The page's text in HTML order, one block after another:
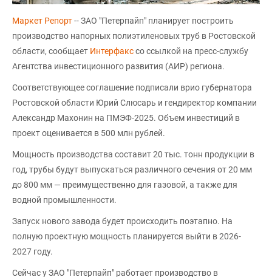
Маркет Репорт-- ЗАО "Петерпайп" планирует построить
производство напорных полиэтиленовых труб в Ростовской
области, сообщает Интерфакссо ссылкой на пресс-службу
Агентства инвестиционного развития (АИР) региона.
Соответствующее соглашение подписали врио губернатора
Ростовской области Юрий Слюсарь и гендиректор компании
Александр Махонин на ПМЭФ-2025. Объем инвестиций в
проект оценивается в 500 млн рублей.
Мощность производства составит 20 тыс. тонн продукции в
год, трубы будут выпускаться различного сечения от 20 мм
до 800 мм — преимущественно для газовой, а также для
водной промышленности.
Запуск нового завода будет происходить поэтапно. На
полную проектную мощность планируется выйти в 2026-
2027 году.
Сейчас у ЗАО "Петерпайп" работает производство в